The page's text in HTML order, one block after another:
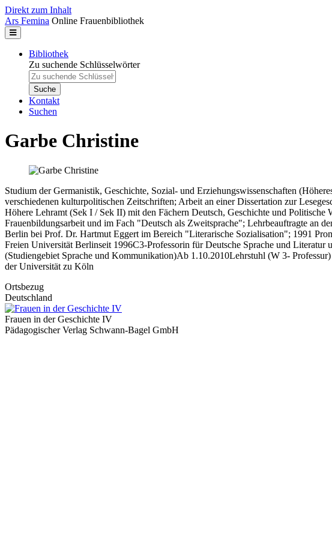
Direkt zum Inhalt
Ars Femina Online Frauenbibliothek
Bibliothek
Zu suchende Schlüsselwörter
Kontakt
Suchen
Garbe Christine
Studium der Germanistik, Geschichte, Sozial- und Erziehungswissenschaften
verschiedenen kulturpolitischen Zeitschriften; Arbeit an einer Dissertation zur
Höhere Lehramt (Sek I / Sek II) mit den Fächern Deutsch, Geschichte und
Frauenbildungsarbeit und im Fach "Deutsch als Zweitsprache"; Lehrbeauftragte an
Berlin bei Prof. Dr. Hartmut Eggert im Bereich "Literarische Sozialisation"; 1991
Freien Universität Berlinseit 1996C3-Professorin für Deutsche Sprache und
(Studiengebiet Sprache und Kommunikation)Ab 1.10.2010Lehrstuhl (W 3-
der Universität zu Köln
Ortsbezug
Deutschland
Frauen in der Geschichte IV
Pädagogischer Verlag Schwann-Bagel GmbH